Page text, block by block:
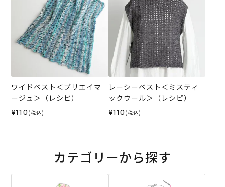
ワイドベスト＜ブリエイマ
ージュ＞（レシピ）
¥110 (税込)
レーシーベスト＜ミスティ
ックウール＞（レシピ）
¥110 (税込)
カテゴリーから探す